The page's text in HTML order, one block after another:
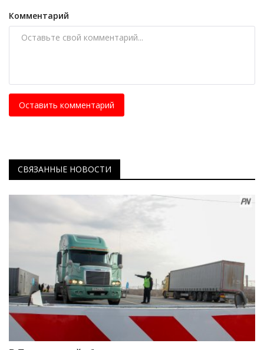
Комментарий
Оставить комментарий
СВЯЗАННЫЕ НОВОСТИ